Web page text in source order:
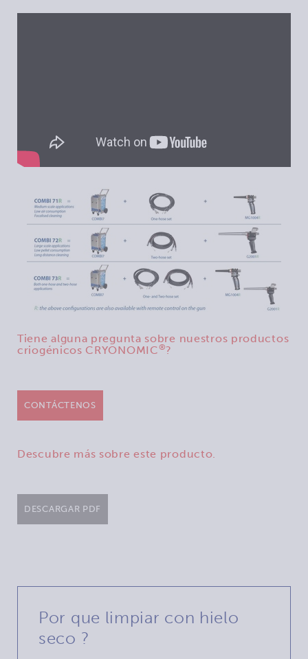
Tiene alguna pregunta sobre nuestros productos
criogénicos CRYONOMIC®?
CONTÁCTENOS
Descubre más sobre este producto.
DESCARGAR PDF
Por que limpiar con hielo
seco ?